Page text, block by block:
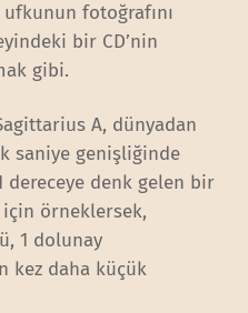
fotoğrafını
bir CD’nin
gibi.
A, dünyadan
saniye genişliğinde
dereceye denk gelen bir
için örneklersek,
1 dolunay
kez daha küçük